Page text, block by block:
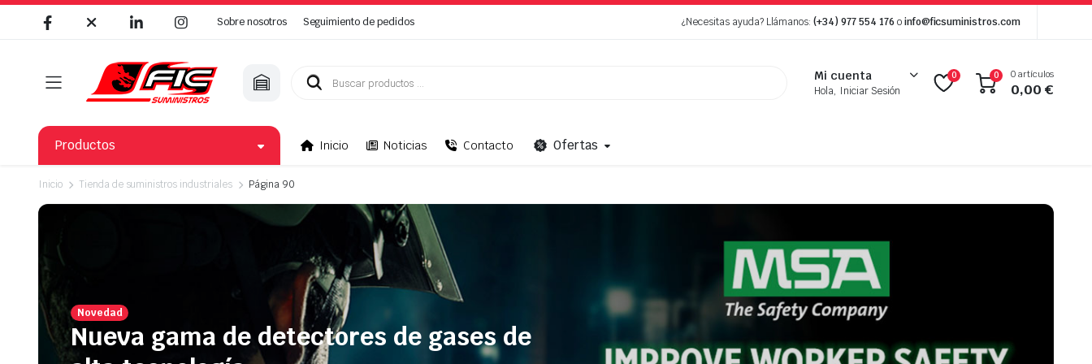
Sobre nosotros Seguimiento de pedidos ¿Necesitas ayuda? Llámanos:(+34) 977 554 176 oinfo@ficsuministros.com
Búsqueda
Mi cuenta
Hola, Iniciar Sesión
0 0 0 artículos
0,00€
Productos Inicio Noticias Contacto Ofertas
Inicio Tienda de suministros industriales Página 90
Novedad
Nueva gama de detectores de gases de